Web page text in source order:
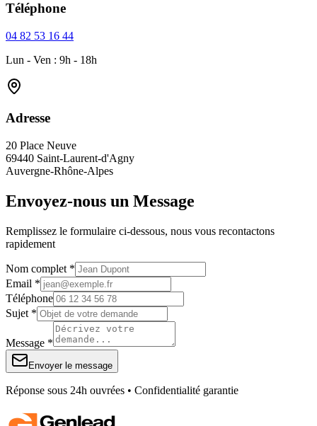
Téléphone
04 82 53 16 44
Lun - Ven : 9h - 18h
Adresse
20 Place Neuve
69440 Saint-Laurent-d'Agny
Auvergne-Rhône-Alpes
Envoyez-nous un Message
Remplissez le formulaire ci-dessous, nous vous recontactons
rapidement
Nom complet *
Email *
Téléphone
Sujet *
Message *
Envoyer le message
Réponse sous 24h ouvrées • Confidentialité garantie